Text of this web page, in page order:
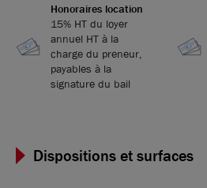
Honoraires location
15% HT du loyer
annuel HT à la
charge du preneur,
payables à la
signature du bail
Dispositions et surfaces